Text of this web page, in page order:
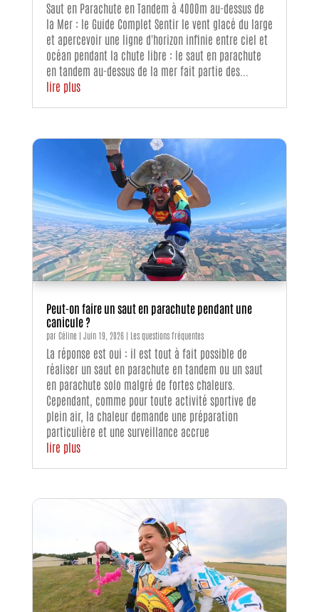
Saut en Parachute en Tandem à 4000m au-dessus de
la Mer : le Guide Complet Sentir le vent glacé du large
et apercevoir une ligne d'horizon infinie entre ciel et
océan pendant la chute libre : le saut en parachute
en tandem au-dessus de la mer fait partie des...
lire plus
Peut-on faire un saut en parachute pendant une
canicule ?
parCéline | Juin 19, 2026| Les questions fréquentes
La réponse est oui : il est tout à fait possible de
réaliser un saut en parachute en tandem ou un saut
en parachute solo malgré de fortes chaleurs.
Cependant, comme pour toute activité sportive de
plein air, la chaleur demande une préparation
particulière et une surveillance accrue
lire plus